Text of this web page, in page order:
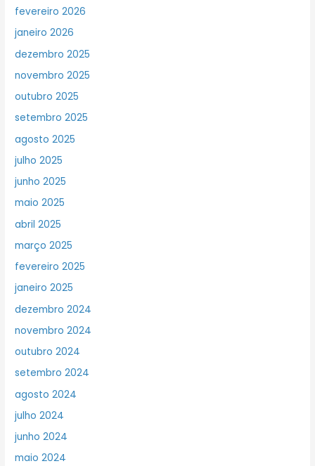
fevereiro 2026
janeiro 2026
dezembro 2025
novembro 2025
outubro 2025
setembro 2025
agosto 2025
julho 2025
junho 2025
maio 2025
abril 2025
março 2025
fevereiro 2025
janeiro 2025
dezembro 2024
novembro 2024
outubro 2024
setembro 2024
agosto 2024
julho 2024
junho 2024
maio 2024